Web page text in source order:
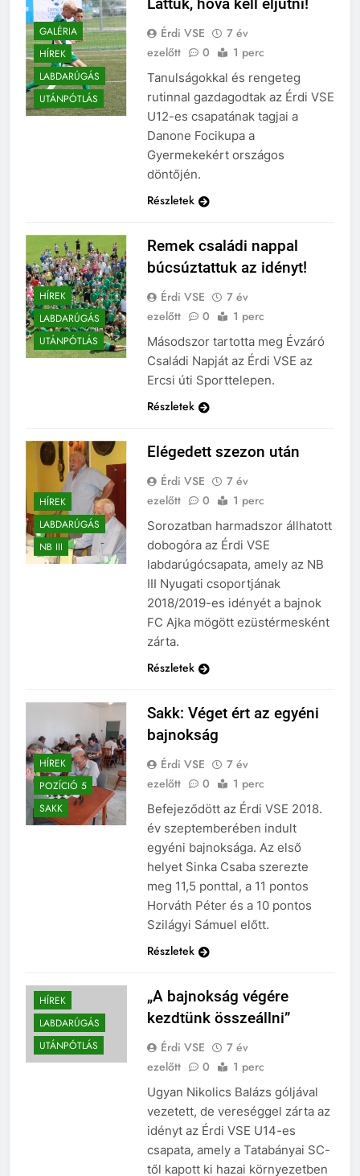
GALÉRIA
HÍREK
LABDARÚGÁS
UTÁNPÓTLÁS
Érdi VSE
7 év
ezelőtt
0 1 perc
Tanulságokkal és rengeteg
rutinnal gazdagodtak az Érdi VSE
U12-es csapatának tagjai a
Danone Focikupa a
Gyermekekért országos
döntőjén.
Részletek
HÍREK
LABDARÚGÁS
UTÁNPÓTLÁS
Remek családi nappal
búcsúztattuk az idényt!
Érdi VSE
7 év
ezelőtt
0 1 perc
Másodszor tartotta meg Évzáró
Családi Napját az Érdi VSE az
Ercsi úti Sporttelepen.
Részletek
HÍREK
LABDARÚGÁS
NB III
Elégedett szezon után
Érdi VSE
7 év
ezelőtt
0 1 perc
Sorozatban harmadszor állhatott
dobogóra az Érdi VSE
labdarúgócsapata, amely az NB
III Nyugati csoportjának
2018/2019-es idényét a bajnok
FC Ajka mögött ezüstérmesként
zárta.
Részletek
HÍREK
POZÍCIÓ 5
SAKK
Sakk: Véget ért az egyéni
bajnokság
Érdi VSE
7 év
ezelőtt
0 1 perc
Befejeződött az Érdi VSE 2018.
év szeptemberében indult
egyéni bajnoksága. Az első
helyet Sinka Csaba szerezte
meg 11,5 ponttal, a 11 pontos
Horváth Péter és a 10 pontos
Szilágyi Sámuel előtt.
Részletek
HÍREK
LABDARÚGÁS
UTÁNPÓTLÁS
„A bajnokság végére
kezdtünk összeállni”
Érdi VSE
7 év
ezelőtt
0 1 perc
Ugyan Nikolics Balázs góljával
vezetett, de vereséggel zárta az
idényt az Érdi VSE U14-es
csapata, amely a Tatabányai SC-
től kapott ki hazai környezetben